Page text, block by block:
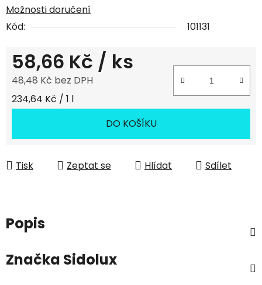
Možnosti doručení
Kód:
101131
58,66 Kč / ks
48,48 Kč bez DPH
Měrná cena:
234,64 Kč / 1 l
DO KOŠÍKU
Tisk Zeptat se Hlídat Sdílet
Popis
Značka Sidolux